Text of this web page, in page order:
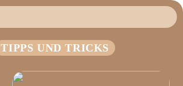
TIPPS UND TRICKS